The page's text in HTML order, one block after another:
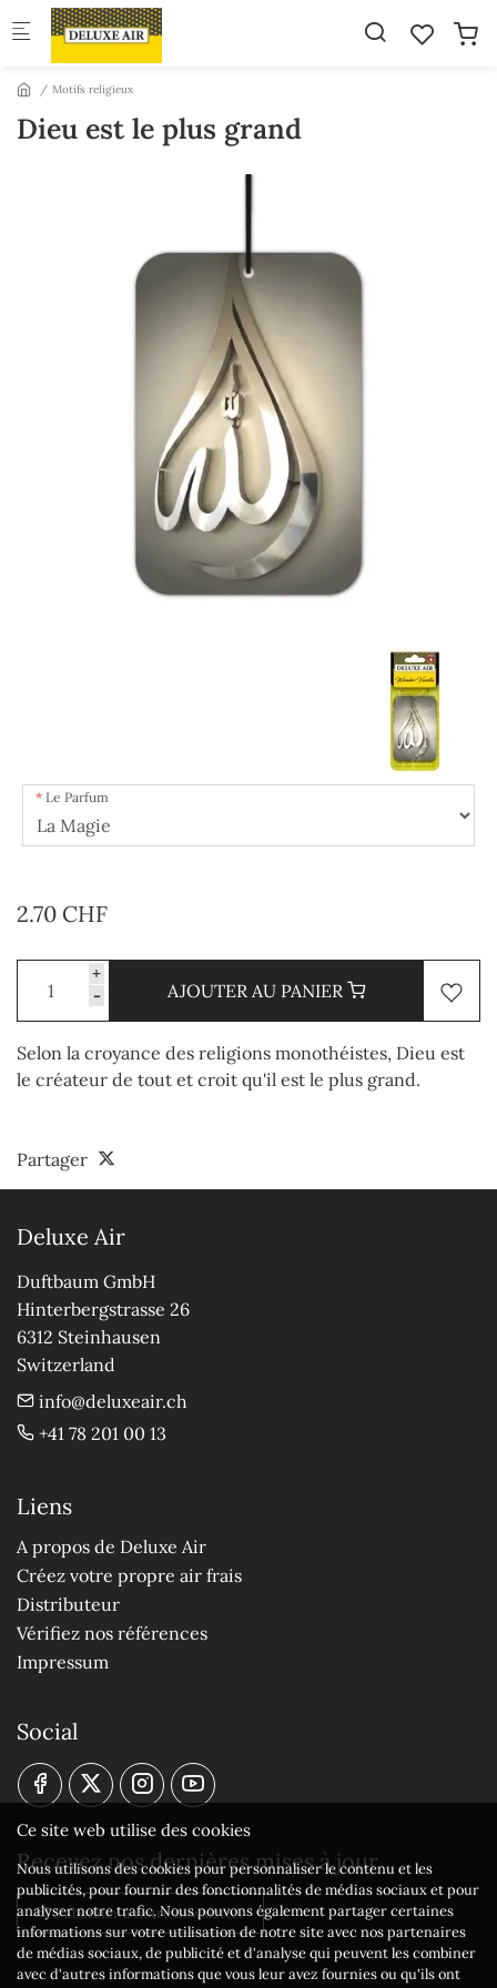
Skip to main content
Motifs religieux
Dieu est le plus grand
Le Parfum
2.70 CHF
+
-
AJOUTER AU PANIER
Selon la croyance des religions monothéistes, Dieu est
le créateur de tout et croit qu'il est le plus grand.
Partager
Deluxe Air
Duftbaum GmbH
Hinterbergstrasse 26
6312 Steinhausen
Switzerland
info@deluxeair.ch
+41 78 201 00 13
Liens
A propos de Deluxe Air
Créez votre propre air frais
Distributeur
Vérifiez nos références
Impressum
Social
Recevez nos dernières mises à jour
S'abonner à notre newsletter
Ce site web utilise des cookies
Nous utilisons des cookies pour personnaliser le contenu et les
publicités, pour fournir des fonctionnalités de médias sociaux et pour
analyser notre trafic. Nous pouvons également partager certaines
informations sur votre utilisation de notre site avec nos partenaires
de médias sociaux, de publicité et d'analyse qui peuvent les combiner
avec d'autres informations que vous leur avez fournies ou qu'ils ont